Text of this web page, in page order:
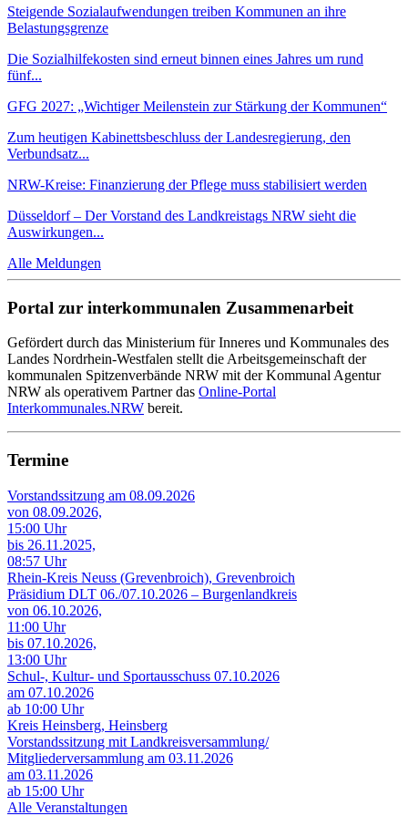
Steigende Sozialaufwendungen treiben Kommunen an ihre
Belastungsgrenze
Die Sozialhilfekosten sind erneut binnen eines Jahres um rund
fünf...
GFG 2027: „Wichtiger Meilenstein zur Stärkung der Kommunen“
Zum heutigen Kabinettsbeschluss der Landesregierung, den
Verbundsatz...
NRW-Kreise: Finanzierung der Pflege muss stabilisiert werden
Düsseldorf – Der Vorstand des Landkreistags NRW sieht die
Auswirkungen...
Alle Meldungen
Portal zur interkommunalen Zusammenarbeit
Gefördert durch das Ministerium für Inneres und Kommunales des
Landes Nordrhein-Westfalen stellt die Arbeitsgemeinschaft der
kommunalen Spitzenverbände NRW mit der Kommunal Agentur
NRW als operativem Partner das Online-Portal
Interkommunales.NRW bereit.
Termine
Vorstandssitzung am 08.09.2026
von 08.09.2026,
15:00 Uhr
bis 26.11.2025,
08:57 Uhr
Rhein-Kreis Neuss (Grevenbroich), Grevenbroich
Präsidium DLT 06./07.10.2026 – Burgenlandkreis
von 06.10.2026,
11:00 Uhr
bis 07.10.2026,
13:00 Uhr
Schul-, Kultur- und Sportausschuss 07.10.2026
am 07.10.2026
ab 10:00 Uhr
Kreis Heinsberg, Heinsberg
Vorstandssitzung mit Landkreisversammlung/
Mitgliederversammlung am 03.11.2026
am 03.11.2026
ab 15:00 Uhr
Alle Veranstaltungen